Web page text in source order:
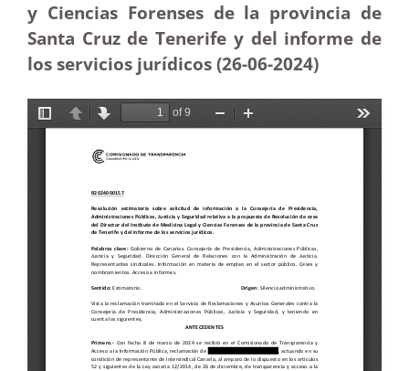
y Ciencias Forenses de la provincia de
Santa Cruz de Tenerife y del informe de
los servicios jurídicos (26-06-2024)